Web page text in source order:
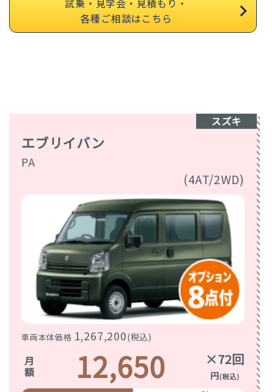
各種ご相談はこちら
スズキ
エブリイバン
PA
(4AT/2WD)
車両本体価格 1,267,200(税込)
月額 12,650 ×72回
円(税込)